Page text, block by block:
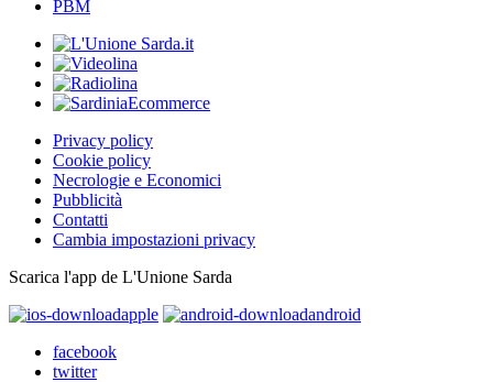
PBM
Privacy policy
Cookie policy
Necrologie e Economici
Pubblicità
Contatti
Cambia impostazioni privacy
Scarica l'app de L'Unione Sarda
apple
android
facebook
twitter